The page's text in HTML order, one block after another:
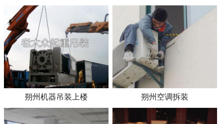
朔州机器吊装上楼 朔州空调拆装